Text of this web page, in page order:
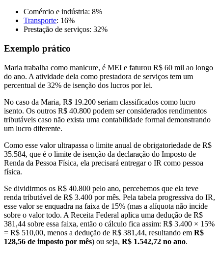
Comércio e indústria: 8%
Transporte: 16%
Prestação de serviços: 32%
Exemplo prático
Maria trabalha como manicure, é MEI e faturou R$ 60 mil ao longo
do ano. A atividade dela como prestadora de serviços tem um
percentual de 32% de isenção dos lucros por lei.
No caso da Maria, R$ 19.200 seriam classificados como lucro
isento. Os outros R$ 40.800 podem ser considerados rendimentos
tributáveis caso não exista uma contabilidade formal demonstrando
um lucro diferente.
Como esse valor ultrapassa o limite anual de obrigatoriedade de R$
35.584, que é o limite de isenção da declaração do Imposto de
Renda da Pessoa Física, ela precisará entregar o IR como pessoa
física.
Se dividirmos os R$ 40.800 pelo ano, percebemos que ela teve
renda tributável de R$ 3.400 por mês. Pela tabela progressiva do IR,
esse valor se enquadra na faixa de 15% (mas a alíquota não incide
sobre o valor todo. A Receita Federal aplica uma dedução de R$
381,44 sobre essa faixa, então o cálculo fica assim: R$ 3.400 × 15%
= R$ 510,00, menos a dedução de R$ 381,44, resultando em R$
128,56 de imposto por mês) ou seja, R$ 1.542,72 no ano.